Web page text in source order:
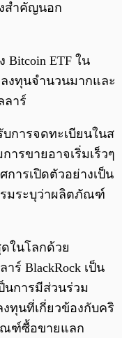
สำคัญนอก
Bitcoin ETF ใน
งทุนจำนวนมากและ
ลาร์
บการจดทะเบียนในส
ารขายอาจเริ่มเร็วๆ
การเปิดตัวอย่างเป็น
มระบุว่าผลิตภัณฑ์
ในโลกด้วย
ร์ BlackRock เป็น
นการมีส่วนร่วม
ทุนที่เกี่ยวข้องกับคริ
ณฑ์ซื้อขายแลก